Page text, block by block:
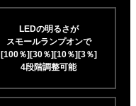
LEDの明るさが
スモールランプオンで
[100％][30％][10％][3％]
4段階調整可能